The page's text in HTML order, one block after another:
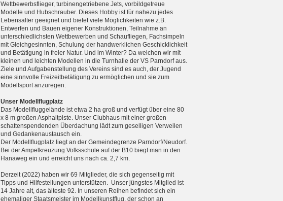
Wettbewerbsflieger, turbinengetriebene Jets, vorbildgetreue
Modelle und Hubschrauber. Dieses Hobby ist für nahezu jedes
Lebensalter geeignet und bietet viele Möglichkeiten wie z.B.
Entwerfen und Bauen eigener Konstruktionen, Teilnahme an
unterschiedlichsten Wettbewerben und Schaufliegen, Fachsimpeln
mit Gleichgesinnten, Schulung der handwerklichen Geschicklichkeit
und Betätigung in freier Natur. Und im Winter? Da weichen wir mit
kleinen und leichten Modellen in die Turnhalle der VS Parndorf aus.
Ziele und Aufgabenstellung des Vereins sind es auch, der Jugend
eine sinnvolle Freizeitbetätigung zu ermöglichen und sie zum
Modellsport anzuregen.
Unser Modellflugplatz
Das Modellfluggelände ist etwa 2 ha groß und verfügt über eine 80
x 8 m großen Asphaltpiste. Unser Clubhaus mit einer großen
schattenspendenden Überdachung lädt zum geselligen Verweilen
und Gedankenaustausch ein.
Der Modellflugplatz liegt an der Gemeindegrenze Parndorf/Neudorf.
Bei der Ampelkreuzung Volksschule auf der B10 biegt man in den
Hanaweg ein und erreicht uns nach ca. 2,7 km.
Derzeit (2022) haben wir 69 Mitglieder, die sich gegenseitig mit
Tipps und Hilfestellungen unterstützen. Unser jüngstes Mitglied ist
14 Jahre alt, das älteste 92. In unseren Reihen befindet sich ein
ehemaliger Staatsmeister im Modellkunstflug, der schon an